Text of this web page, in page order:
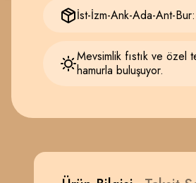
İst-İzm-Ank-Ada-Ant-
Mevsimlik fıstık ve özel
hamurla buluşuyor.